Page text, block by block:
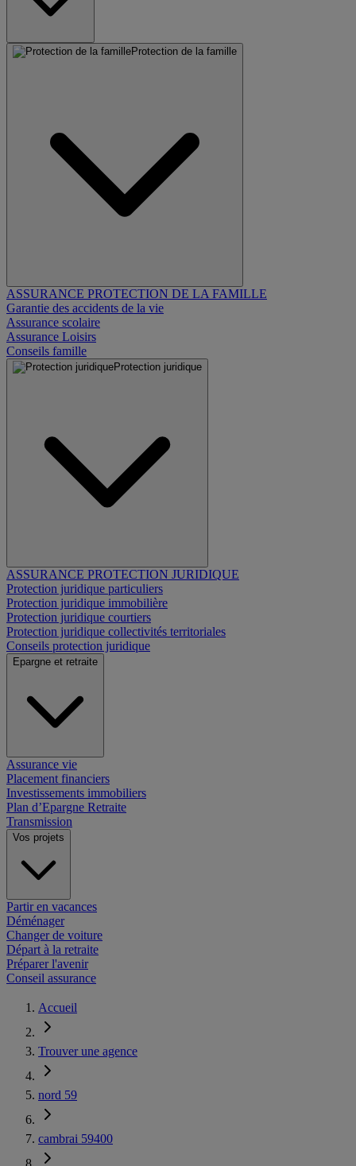
Protection de la famille
ASSURANCE PROTECTION DE LA FAMILLE
Garantie des accidents de la vie
Assurance scolaire
Assurance Loisirs
Conseils famille
Protection juridique
ASSURANCE PROTECTION JURIDIQUE
Protection juridique particuliers
Protection juridique immobilière
Protection juridique courtiers
Protection juridique collectivités territoriales
Conseils protection juridique
Epargne et retraite
Assurance vie
Placement financiers
Investissements immobiliers
Plan d’Epargne Retraite
Transmission
Vos projets
Partir en vacances
Déménager
Changer de voiture
Départ à la retraite
Préparer l'avenir
Conseil assurance
Accueil
Trouver une agence
nord 59
cambrai 59400